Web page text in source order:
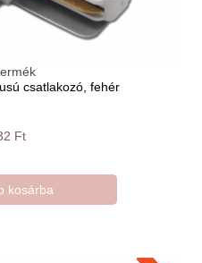
csatlakozó, fehér
Ft